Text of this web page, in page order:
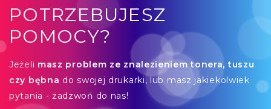
POTRZEBUJESZ
POMOCY?
Jeżeli masz problem ze znalezieniem tonera, tuszu
czy bębna do swojej drukarki, lub masz jakiekolwiek
pytania - zadzwoń do nas!